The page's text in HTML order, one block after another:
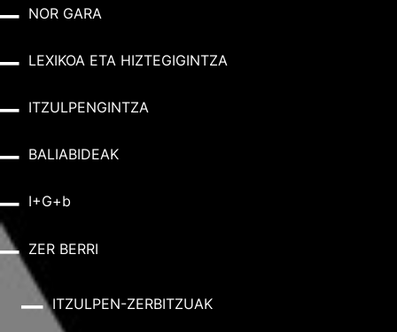
NOR GARA
LEXIKOA ETA HIZTEGIGINTZA
ITZULPENGINTZA
BALIABIDEAK
I+G+b
ZER BERRI
ITZULPEN-ZERBITZUAK